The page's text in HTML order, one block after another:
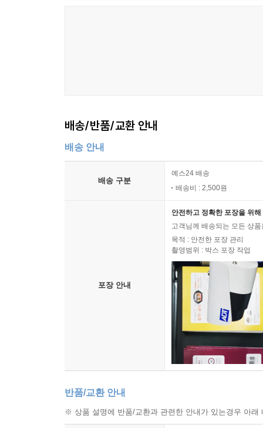
최용규 의원. 그는 자신의 아이뿐만 아니라 나아
수 있도록 어려운 선택을 결단해야 할 중대한
그는 어쩔 수 없이 우리 국민을 황막한 중앙아시
기회의 땅이다. 국회의원 최용규의 의미 있는
우리에게 아름다운 변화를 가져오리라 기대해본다.
배송/반품/교환 안내
배송 안내
배송 구분
예스24 배송
배송비 : 2,500원
포장 안내
안전하고 정확한 포장을 위
고객님께 배송되는 모든 상
목적 : 안전한 포장 관리
촬영범위 : 박스 포장 작업
반품/교환 안내
※ 상품 설명에 반품/교환과 관련한 안내가 있는경우 아